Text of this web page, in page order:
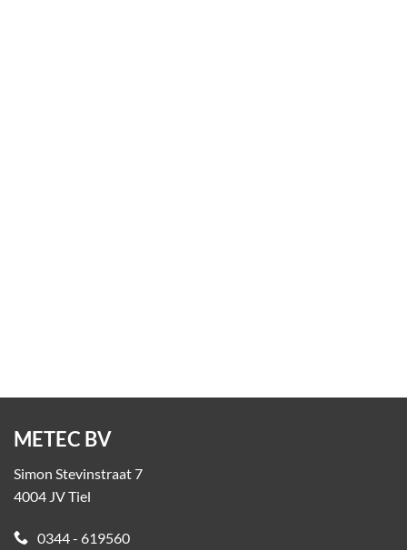
METEC BV
Simon Stevinstraat 7
4004 JV Tiel
0344 - 619560